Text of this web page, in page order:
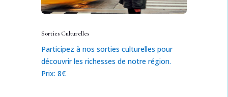
Sorties Culturelles
Participez à nos sorties culturelles pour
découvrir les richesses de notre région.
Prix: 8€